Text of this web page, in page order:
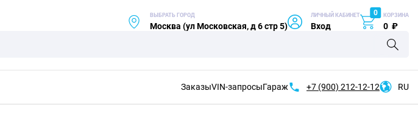
ВЫБРАТЬ ГОРОД
Москва (ул Московская, д 6 стр 5)
ЛИЧНЫЙ КАБИНЕТ
Вход
0 КОРЗИНА
0 ₽
ЗаказыVIN-запросыГараж +7 (900) 212-12-12 RU